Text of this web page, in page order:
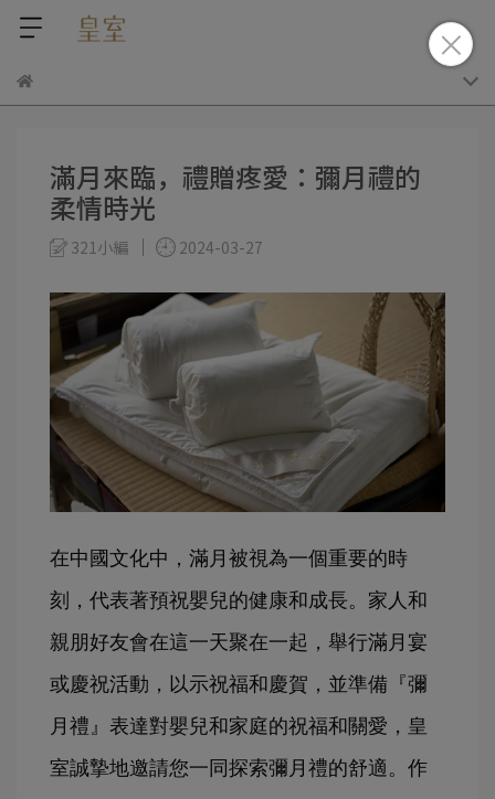
滿月來臨，禮贈疼愛：彌月禮的
柔情時光
321小編 2024-03-27
在中國文化中，滿月被視為一個重要的時
刻，代表著預祝嬰兒的健康和成長。家人和
親朋好友會在這一天聚在一起，舉行滿月宴
或慶祝活動，以示祝福和慶賀，並準備『彌
月禮』表達對嬰兒和家庭的祝福和關愛 ，皇
室誠摯地邀請您一同探索彌月禮的舒適。作